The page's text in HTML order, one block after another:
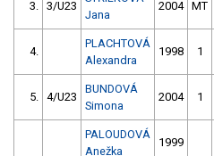
3. 3/U23
Jana
2004 MT
4.
PLACHTOVÁ
Alexandra
1998 1
5. 4/U23
BUNDOVÁ
Simona
2004 1
PALOUDOVÁ
Anežka
1999